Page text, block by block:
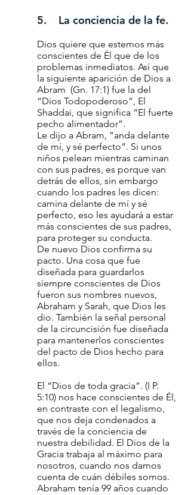
5. La conciencia de la fe.
Dios quiere que estemos más
conscientes de Él que de los
problemas inmediatos. Así que
la siguiente aparición de Dios a
Abram (Gn. 17:1) fue la del
“Dios Todopoderoso”, El
Shaddai, que significa “El fuerte
pecho alimentador”.
Le dijo a Abram, “anda delante
de mí, y sé perfecto”. Si unos
niños pelean mientras caminan
con sus padres, es porque van
detrás de ellos, sin embargo
cuando los padres les dicen:
camina delante de mí y sé
perfecto, eso les ayudará a estar
más conscientes de sus padres,
para proteger su conducta.
De nuevo Dios confirma su
pacto. Una cosa que fue
diseñada para guardarlos
siempre conscientes de Dios
fueron sus nombres nuevos,
Abraham y Sarah, que Dios les
dio. También la señal personal
de la circuncisión fue diseñada
para mantenerlos conscientes
del pacto de Dios hecho para
ellos.
El “Dios de toda gracia”. (I P.
5:10) nos hace conscientes de Él,
en contraste con el legalismo,
que nos deja condenados a
través de la conciencia de
nuestra debilidad. El Dios de la
Gracia trabaja al máximo para
nosotros, cuando nos damos
cuenta de cuán débiles somos.
Abraham tenía 99 años cuando